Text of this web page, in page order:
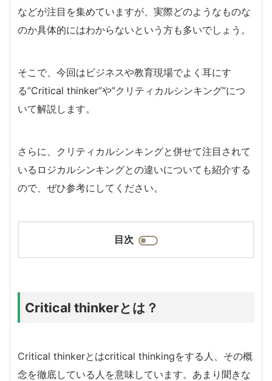
などが注目を集めていますが、実際どのようなものな
のか具体的にはわからないという方も多いでしょう。
そこで、今回はビジネスや教育現場でよく耳にす
る”Critical thinker”や”クリティカルシンキング”につ
いて解説します。
さらに、クリティカルシンキングと併せて注目されて
いるロジカルシンキングとの違いについても紹介する
ので、ぜひ参考にしてください。
目次
Critical thinkerとは？
Critical thinkerとはcritical thinkingをする人、その概
念を徹底している人を意味しています。あまり聞きな